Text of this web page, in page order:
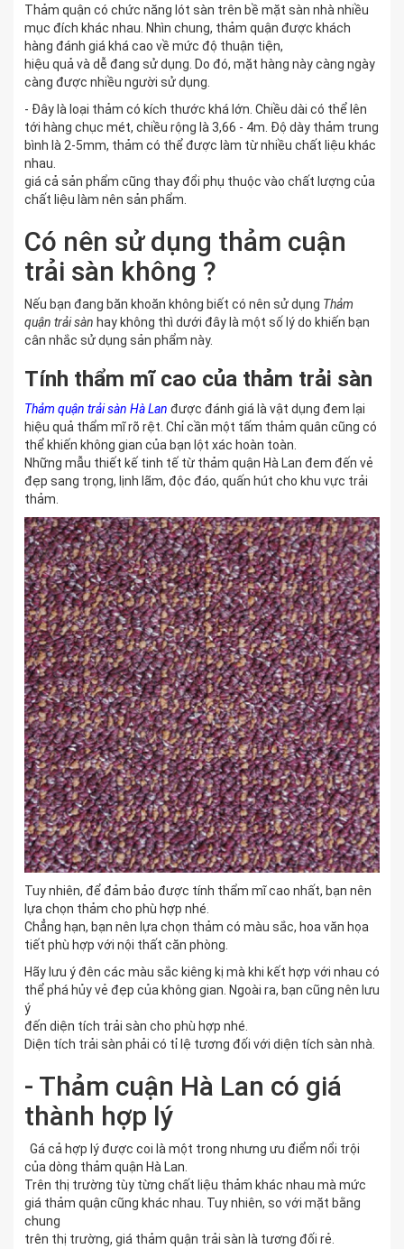
Thảm quận có chức năng lót sàn trên bề mặt sàn nhà nhiều
mục đích khác nhau. Nhìn chung, thảm quận được khách
hàng đánh giá khá cao về mức độ thuận tiện,
hiệu quả và dễ đang sử dụng. Do đó, mặt hàng này càng ngày
càng được nhiều người sử dụng.
- Đây là loại thảm có kích thước khá lớn. Chiều dài có thể lên
tới hàng chục mét, chiều rộng là 3,66 - 4m. Độ dày thảm trung
bình là 2-5mm, thảm có thể được làm từ nhiều chất liệu khác
nhau.
giá cả sản phẩm cũng thay đổi phụ thuộc vào chất lượng của
chất liệu làm nên sản phẩm.
Có nên sử dụng thảm cuận
trải sàn không ?
Nếu bạn đang băn khoăn không biết có nên sử dụng Thảm
quận trải sàn hay không thì dưới đây là một số lý do khiến bạn
cân nhắc sử dụng sản phẩm này.
Tính thẩm mĩ cao của thảm trải sàn
Thảm quận trải sàn Hà Lan được đánh giá là vật dụng đem lại
hiệu quả thẩm mĩ rõ rệt. Chỉ cần một tấm thảm quân cũng có
thể khiến không gian của bạn lột xác hoàn toàn.
Những mẫu thiết kế tinh tế từ thảm quận Hà Lan đem đến vẻ
đẹp sang trọng, lịnh lãm, độc đáo, quấn hút cho khu vực trải
thảm.
Tuy nhiên, để đảm bảo được tính thẩm mĩ cao nhất, bạn nên
lựa chọn thảm cho phù hợp nhé.
Chẳng hạn, bạn nên lựa chọn thảm có màu sắc, hoa văn họa
tiết phù hợp với nội thất căn phòng.
Hãy lưu ý đên các màu sắc kiêng kị mà khi kết hợp với nhau có
thể phá hủy vẻ đẹp của không gian. Ngoài ra, bạn cũng nên lưu
ý
đến diện tích trải sàn cho phù hợp nhé.
Diện tích trải sàn phải có tỉ lệ tương đối với diện tích sàn nhà.
- Thảm cuận Hà Lan có giá
thành hợp lý
Gá cả hợp lý được coi là một trong nhưng ưu điểm nổi trội
của dòng thảm quận Hà Lan.
Trên thị trường tùy từng chất liệu thảm khác nhau mà mức
giá thảm quận cũng khác nhau. Tuy nhiên, so với mặt bằng
chung
trên thị trường, giá thảm quận trải sàn là tương đối rẻ.